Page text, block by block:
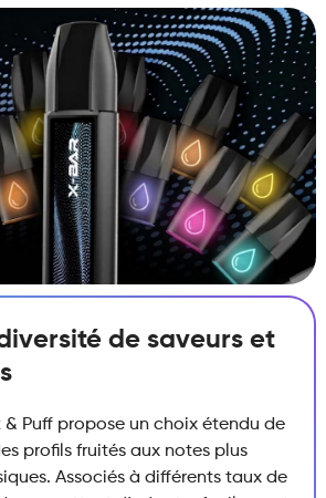
de saveurs et
& Puff propose un choix étendu de
profils fruités aux notes plus
Associés à différents taux de